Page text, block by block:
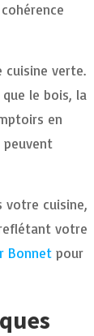
cuisine verte.
le bois, la
en
peuvent
votre cuisine,
votre
Bonnet pour